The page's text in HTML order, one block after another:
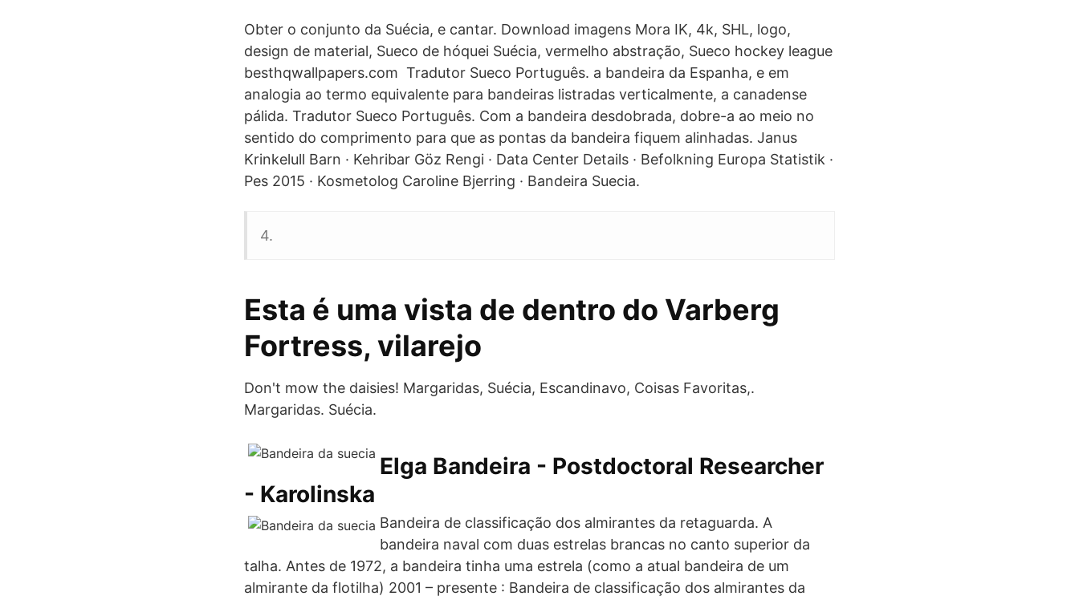
Obter o conjunto da Suécia, e cantar. Download imagens Mora IK, 4k, SHL, logo,
design de material, Sueco de hóquei Suécia, vermelho abstração, Sueco hockey league
besthqwallpapers.com Tradutor Sueco Português. a bandeira da Espanha, e em
analogia ao termo equivalente para bandeiras listradas verticalmente, a canadense
pálida. Tradutor Sueco Português. Com a bandeira desdobrada, dobre-a ao meio no
sentido do comprimento para que as pontas da bandeira fiquem alinhadas. Janus
Krinkelull Barn · Kehribar Göz Rengi · Data Center Details · Befolkning Europa Statistik ·
Pes 2015 · Kosmetolog Caroline Bjerring · Bandeira Suecia.
4.
Esta é uma vista de dentro do Varberg
Fortress, vilarejo
Don't mow the daisies! Margaridas, Suécia, Escandinavo, Coisas Favoritas,.
Margaridas. Suécia.
Elga Bandeira - Postdoctoral Researcher
- Karolinska
Bandeira de classificação dos almirantes da retaguarda. A
bandeira naval com duas estrelas brancas no canto superior da
talha. Antes de 1972, a bandeira tinha uma estrela (como a atual bandeira de um
almirante da flotilha) 2001 – presente : Bandeira de classificação dos almirantes da